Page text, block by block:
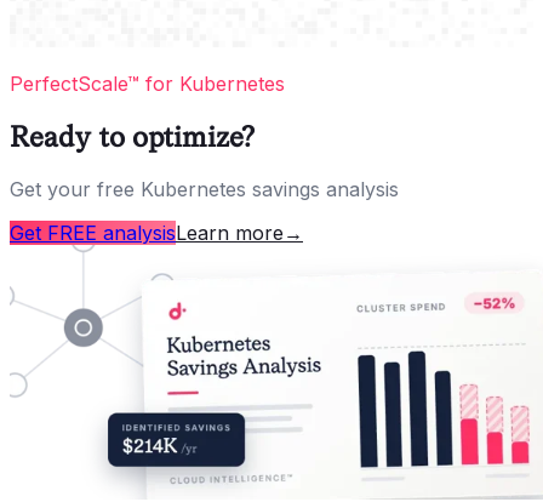
PerfectScale™ for Kubernetes
Ready to optimize?
Get your free Kubernetes savings analysis
Get FREE analysisLearn more →